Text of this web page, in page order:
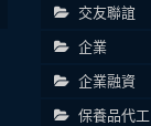
交友聯誼
企業
企業融資
保養品代工